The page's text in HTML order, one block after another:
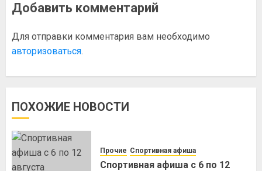
Добавить комментарий
Для отправки комментария вам необходимо
авторизоваться.
ПОХОЖИЕ НОВОСТИ
Прочие Спортивная афиша
Спортивная афиша с 6 по 12